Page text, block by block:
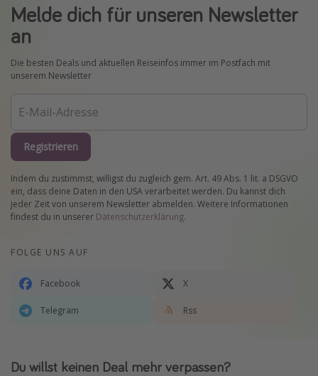
Melde dich für unseren Newsletter
an
Die besten Deals und aktuellen Reiseinfos immer im Postfach mit
unserem Newsletter
Registrieren
Indem du zustimmst, willigst du zugleich gem. Art. 49 Abs. 1 lit. a DSGVO
ein, dass deine Daten in den USA verarbeitet werden. Du kannst dich
jeder Zeit von unserem Newsletter abmelden. Weitere Informationen
findest du in unserer Datenschutzerklärung.
FOLGE UNS AUF
Facebook X
Telegram Rss
Du willst keinen Deal mehr verpassen?